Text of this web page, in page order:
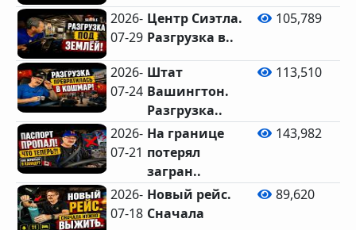
2026-
07-29
Центр Сиэтла.
Разгрузка в..
105,789
2026-
07-24
Штат
Вашингтон.
Разгрузка..
113,510
2026-
07-21
На границе
потерял
загран..
143,982
2026-
07-18
Новый рейс.
Сначала
89,620